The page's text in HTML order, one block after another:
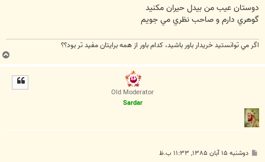
ت
دوستان عيب من بيدل حيران مكنيد
گوهري دارم و صاحب نظري مي جويم
اگر مي توانستيد خريدار باور باشيد، كدام باور از همه برايتان مفيد تر بود؟؟
ب
ا
Old Moderator
Sardar
پ دوشنبه ۱۵ آبان ۱۳۸۵, ۱۱:۳۳ ب.ظ